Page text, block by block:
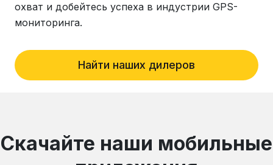
охват и добейтесь успеха в индустрии GPS-
мониторинга.
Найти наших дилеров
Скачайте наши мобильные